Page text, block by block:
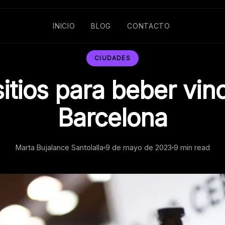
INICIO BLOG CONTACTO
CIUDADES
para beber
Barcelona
Marta Bujalance Santolalla 9 de mayo de 2023 9 min read